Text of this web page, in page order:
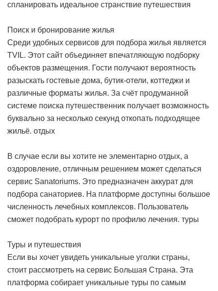
спланировать идеальное странствие путешествия
Поиск и бронирование жилья
Среди удобных сервисов для подбора жилья является
TVIL. Этот сайт объединяет впечатляющую подборку
объектов размещения. Гости получают вероятность
разыскать гостевые дома, бутик-отели, коттеджи и
различные форматы жилья. За счёт продуманной
системе поиска путешественник получает возможность
буквально за несколько секунд откопать подходящее
жильё. отдых
В случае если вы хотите не элементарно отдых, а
оздоровление, отличным решением может сделаться
сервис Sanatoriums. Это предназначен аккурат для
подбора санаториев. На платформе доступны большое
численность лечебных комплексов. Пользователь
сможет подобрать курорт по профилю лечения. туры
Туры и путешествия
Если вы хочет увидеть уникальные уголки страны,
стоит рассмотреть на сервис Большая Страна. Эта
платформа собирает уникальные туры по самым